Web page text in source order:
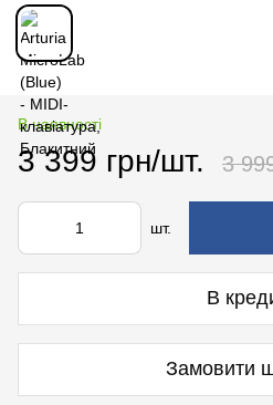
В наявності
3 399 грн/шт. 3
шт.
В
Замовити